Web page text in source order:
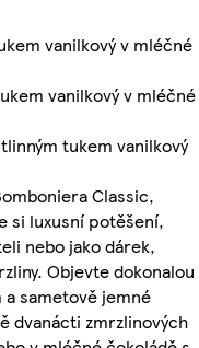
vanilkový v mléčné
vanilkový v mléčné
tukem vanilkový
Classic,
si luxusní potěšení,
nebo jako dárek,
Objevte dokonalou
a sametově jemné
dvanácti zmrzlinových